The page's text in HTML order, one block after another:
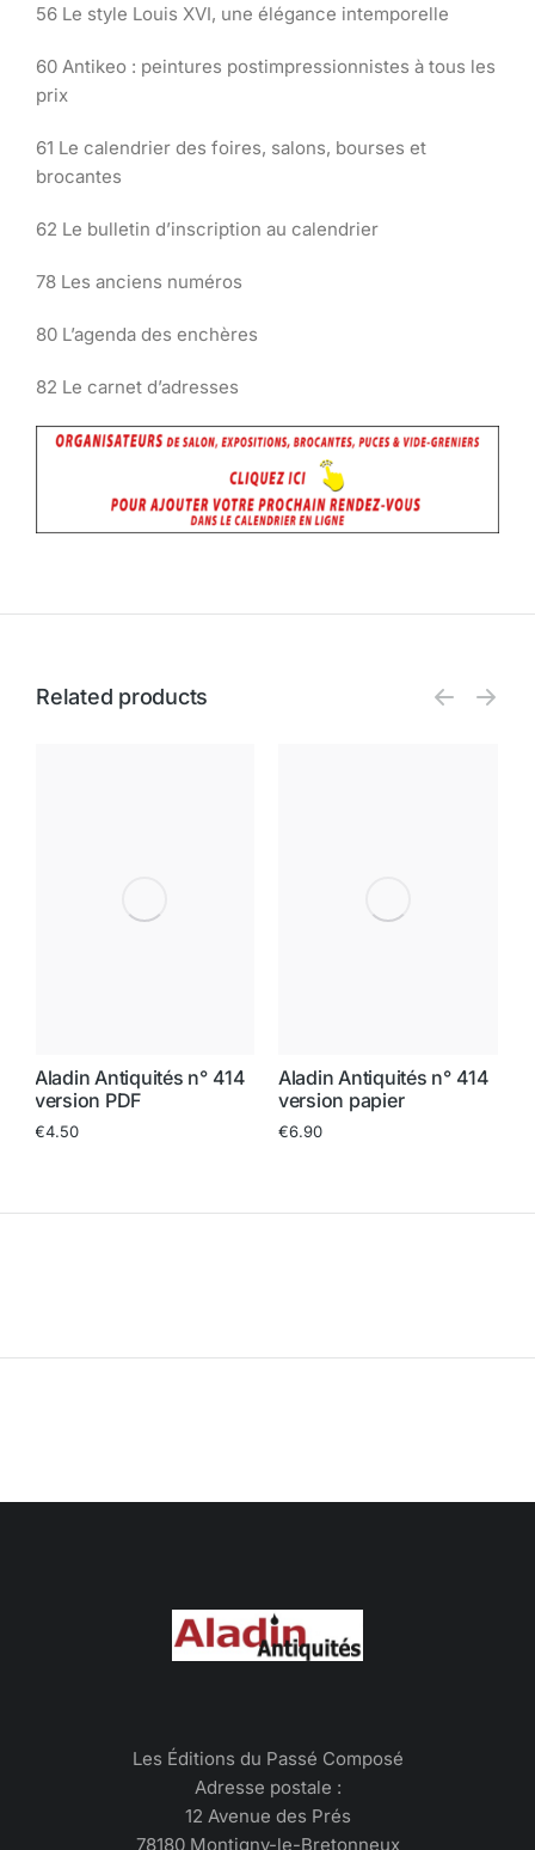
56 Le style Louis XVI, une élégance intemporelle
60 Antikeo : peintures postimpressionnistes à tous les
prix
61 Le calendrier des foires, salons, bourses et
brocantes
62 Le bulletin d’inscription au calendrier
78 Les anciens numéros
80 L’agenda des enchères
82 Le carnet d’adresses
Related products
Aladin Antiquités n° 414
version PDF
€4.50
Aladin Antiquités n° 414
version papier
€6.90
Les Éditions du Passé Composé
Adresse postale :
12 Avenue des Prés
78180 Montigny-le-Bretonneux